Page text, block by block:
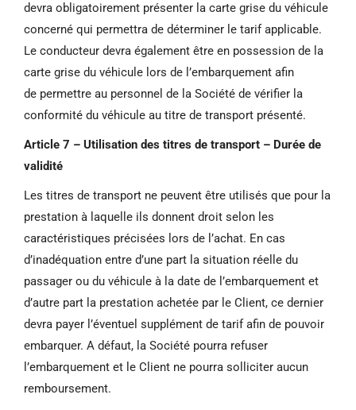
devra obligatoirement présenter la carte grise du véhicule
concerné qui permettra de déterminer le tarif applicable.
Le conducteur devra également être en possession de la
carte grise du véhicule lors de l’embarquement afin
de permettre au personnel de la Société de vérifier la
conformité du véhicule au titre de transport présenté.
Article 7 – Utilisation des titres de transport – Durée de
validité
Les titres de transport ne peuvent être utilisés que pour la
prestation à laquelle ils donnent droit selon les
caractéristiques précisées lors de l’achat. En cas
d’inadéquation entre d’une part la situation réelle du
passager ou du véhicule à la date de l’embarquement et
d’autre part la prestation achetée par le Client, ce dernier
devra payer l’éventuel supplément de tarif afin de pouvoir
embarquer. A défaut, la Société pourra refuser
l’embarquement et le Client ne pourra solliciter aucun
remboursement.